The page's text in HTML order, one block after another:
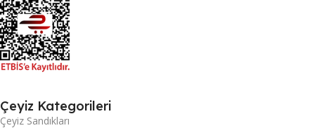
Çeyiz Kategorileri
Çeyiz Sandıkları